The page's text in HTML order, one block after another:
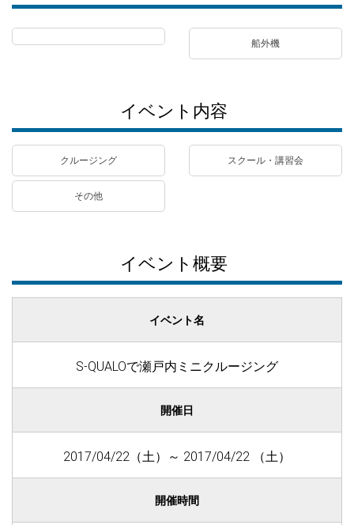
船外機
イベント内容
クルージング スクール・講習会
その他
イベント概要
イベント名
S-QUALOで瀬戸内ミニクルージング
開催日
2017/04/22（土）～ 2017/04/22 （土）
開催時間